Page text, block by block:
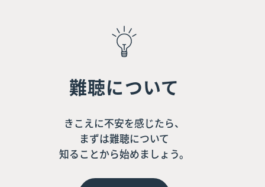
難聴について
きこえに不安を感じたら、
まずは難聴について
知ることから始めましょう。